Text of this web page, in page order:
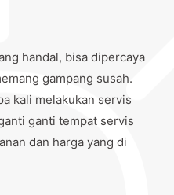
handal, bisa dipercaya
gampang susah.
kali melakukan servis
ganti tempat servis
dan harga yang di